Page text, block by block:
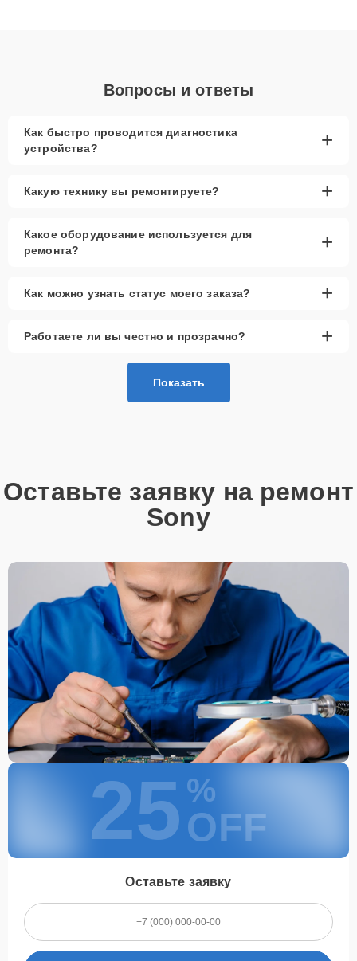
Вопросы и ответы
Как быстро проводится диагностика
устройства?
+
Какую технику вы ремонтируете? +
Какое оборудование используется для
ремонта?
+
Как можно узнать статус моего заказа? +
Работаете ли вы честно и прозрачно? +
Показать
Оставьте заявку на ремонт
Sony
25 %
OFF
Оставьте заявку